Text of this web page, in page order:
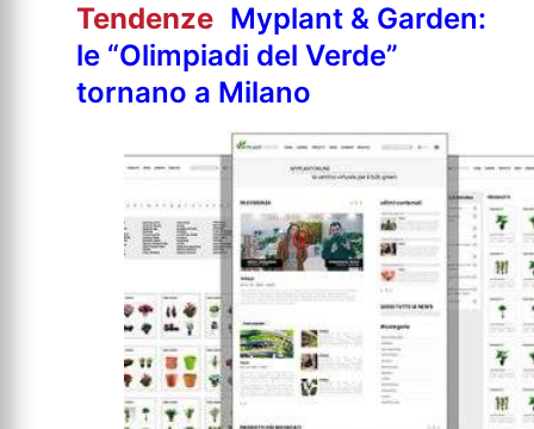
Tendenze Myplant & Garden:
le “Olimpiadi del Verde”
tornano a Milano